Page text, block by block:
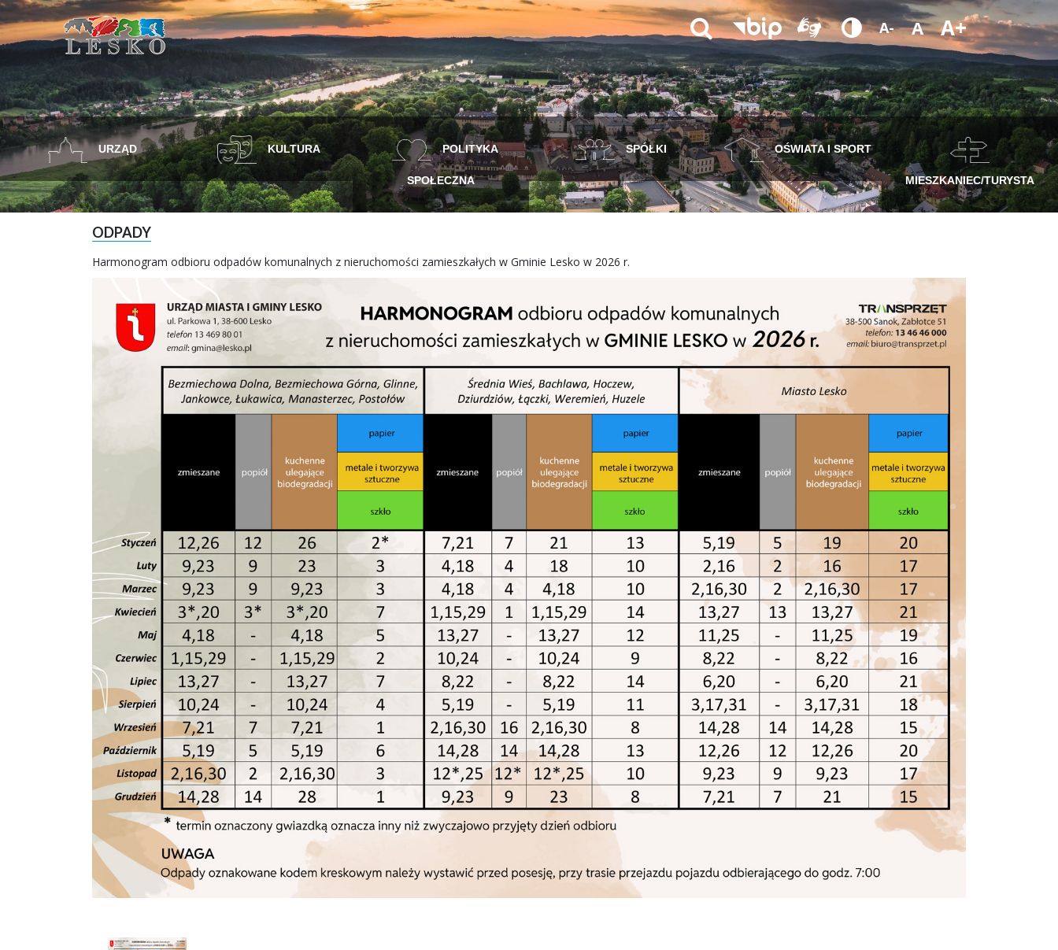
A- A A+
URZĄD KULTURA POLITYKA
SPOŁECZNA
SPÓŁKI OŚWIATA I SPORT
MIESZKANIEC/TURYSTA
ODPADY
Harmonogram odbioru odpadów komunalnych z nieruchomości zamieszkałych w Gminie Lesko w 2026 r.